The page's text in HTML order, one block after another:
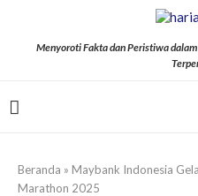
Menyoroti Fakta dan Peristiwa
Beranda » Maybank Indonesia
Marathon 2025